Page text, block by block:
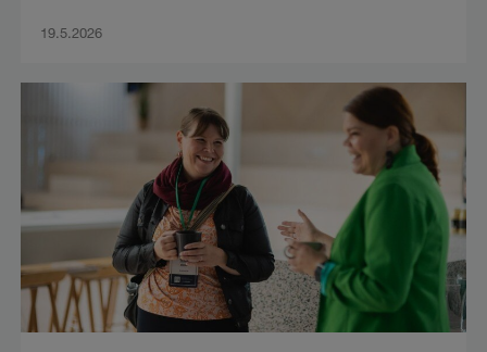
19.5.2026